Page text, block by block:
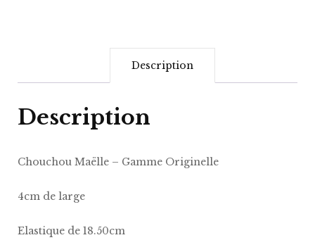
Description
Description
Chouchou Maëlle – Gamme Originelle
4cm de large
Elastique de 18.50cm